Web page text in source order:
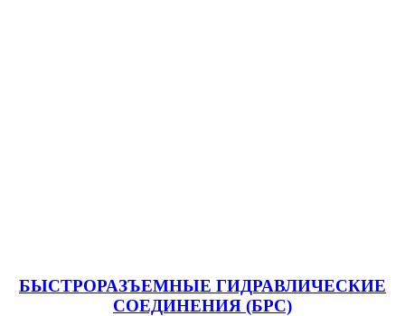
БЫСТРОРАЗЪЕМНЫЕ ГИДРАВЛИЧЕСКИЕ
СОЕДИНЕНИЯ (БРС)